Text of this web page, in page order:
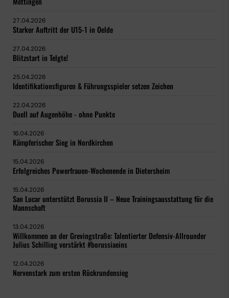
27.04.2026
Starker Auftritt der U15-1 in Oelde
27.04.2026
Blitzstart in Telgte!
25.04.2026
Identifikationsfiguren & Führungsspieler setzen Zeichen
22.04.2026
Duell auf Augenhöhe - ohne Punkte
16.04.2026
Kämpferischer Sieg in Nordkirchen
15.04.2026
Erfolgreiches Powerfrauen-Wochenende in Dietersheim
15.04.2026
San Lucar unterstützt Borussia II – Neue Trainingsausstattung für die
Mannschaft
13.04.2026
Willkommen an der Grevingstraße: Talentierter Defensiv-Allrounder
Julius Schilling verstärkt #borussiaeins
12.04.2026
Nervenstark zum ersten Rückrundensieg